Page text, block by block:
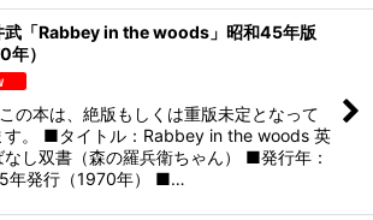
武「Rabbey in the woods」昭和45年版
年）
の本は、絶版もしくは重版未定となって
す。 ■タイトル：Rabbey in the woods 英
なし双書（森の羅兵衛ちゃん） ■発行年：
年発行（1970年） ■…